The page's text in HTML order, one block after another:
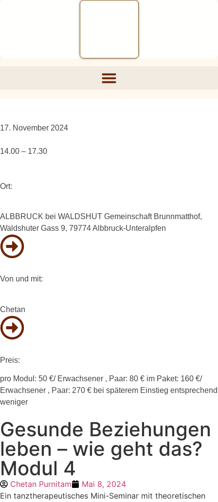
17. November 2024
14.00 – 17.30
Ort:
ALBBRUCK bei WALDSHUT Gemeinschaft Brunnmatthof,
Waldshuter Gass 9, 79774 Albbruck-Unteralpfen
Von und mit:
Chetan
Preis:
pro Modul: 50 €/ Erwachsener , Paar: 80 € im Paket: 160 €/
Erwachsener , Paar: 270 € bei späterem Einstieg entsprechend
weniger
Gesunde Beziehungen
leben – wie geht das?
Modul 4
Chetan Purnitam
Mai 8, 2024
Ein tanztherapeutisches Mini-Seminar mit theoretischen